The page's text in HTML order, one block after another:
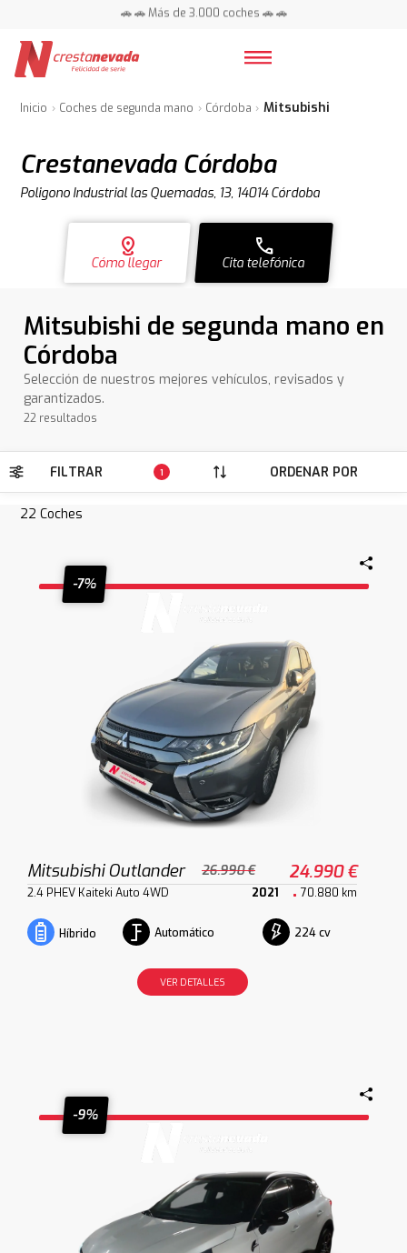
📍 Centros en toda España ⭐
📍 Centros en toda España ⭐
Inicio Coches de segunda mano Córdoba Mitsubishi
Crestanevada Córdoba
Poligono Industrial las Quemadas, 13, 14014 Córdoba
distance
Cómo llegar
call
Cita telefónica
Mitsubishi de segunda mano en
Córdoba
Selección de nuestros mejores vehículos, revisados y
garantizados.
22 resultados
FILTRAR 1 ORDENAR POR
22 Coches
-7%
Mitsubishi Outlander 26.990 € 24.990 €
2.4 PHEV Kaiteki Auto 4WD 2021 70.880 km
Híbrido Automático 224 cv
VER DETALLES
-9%